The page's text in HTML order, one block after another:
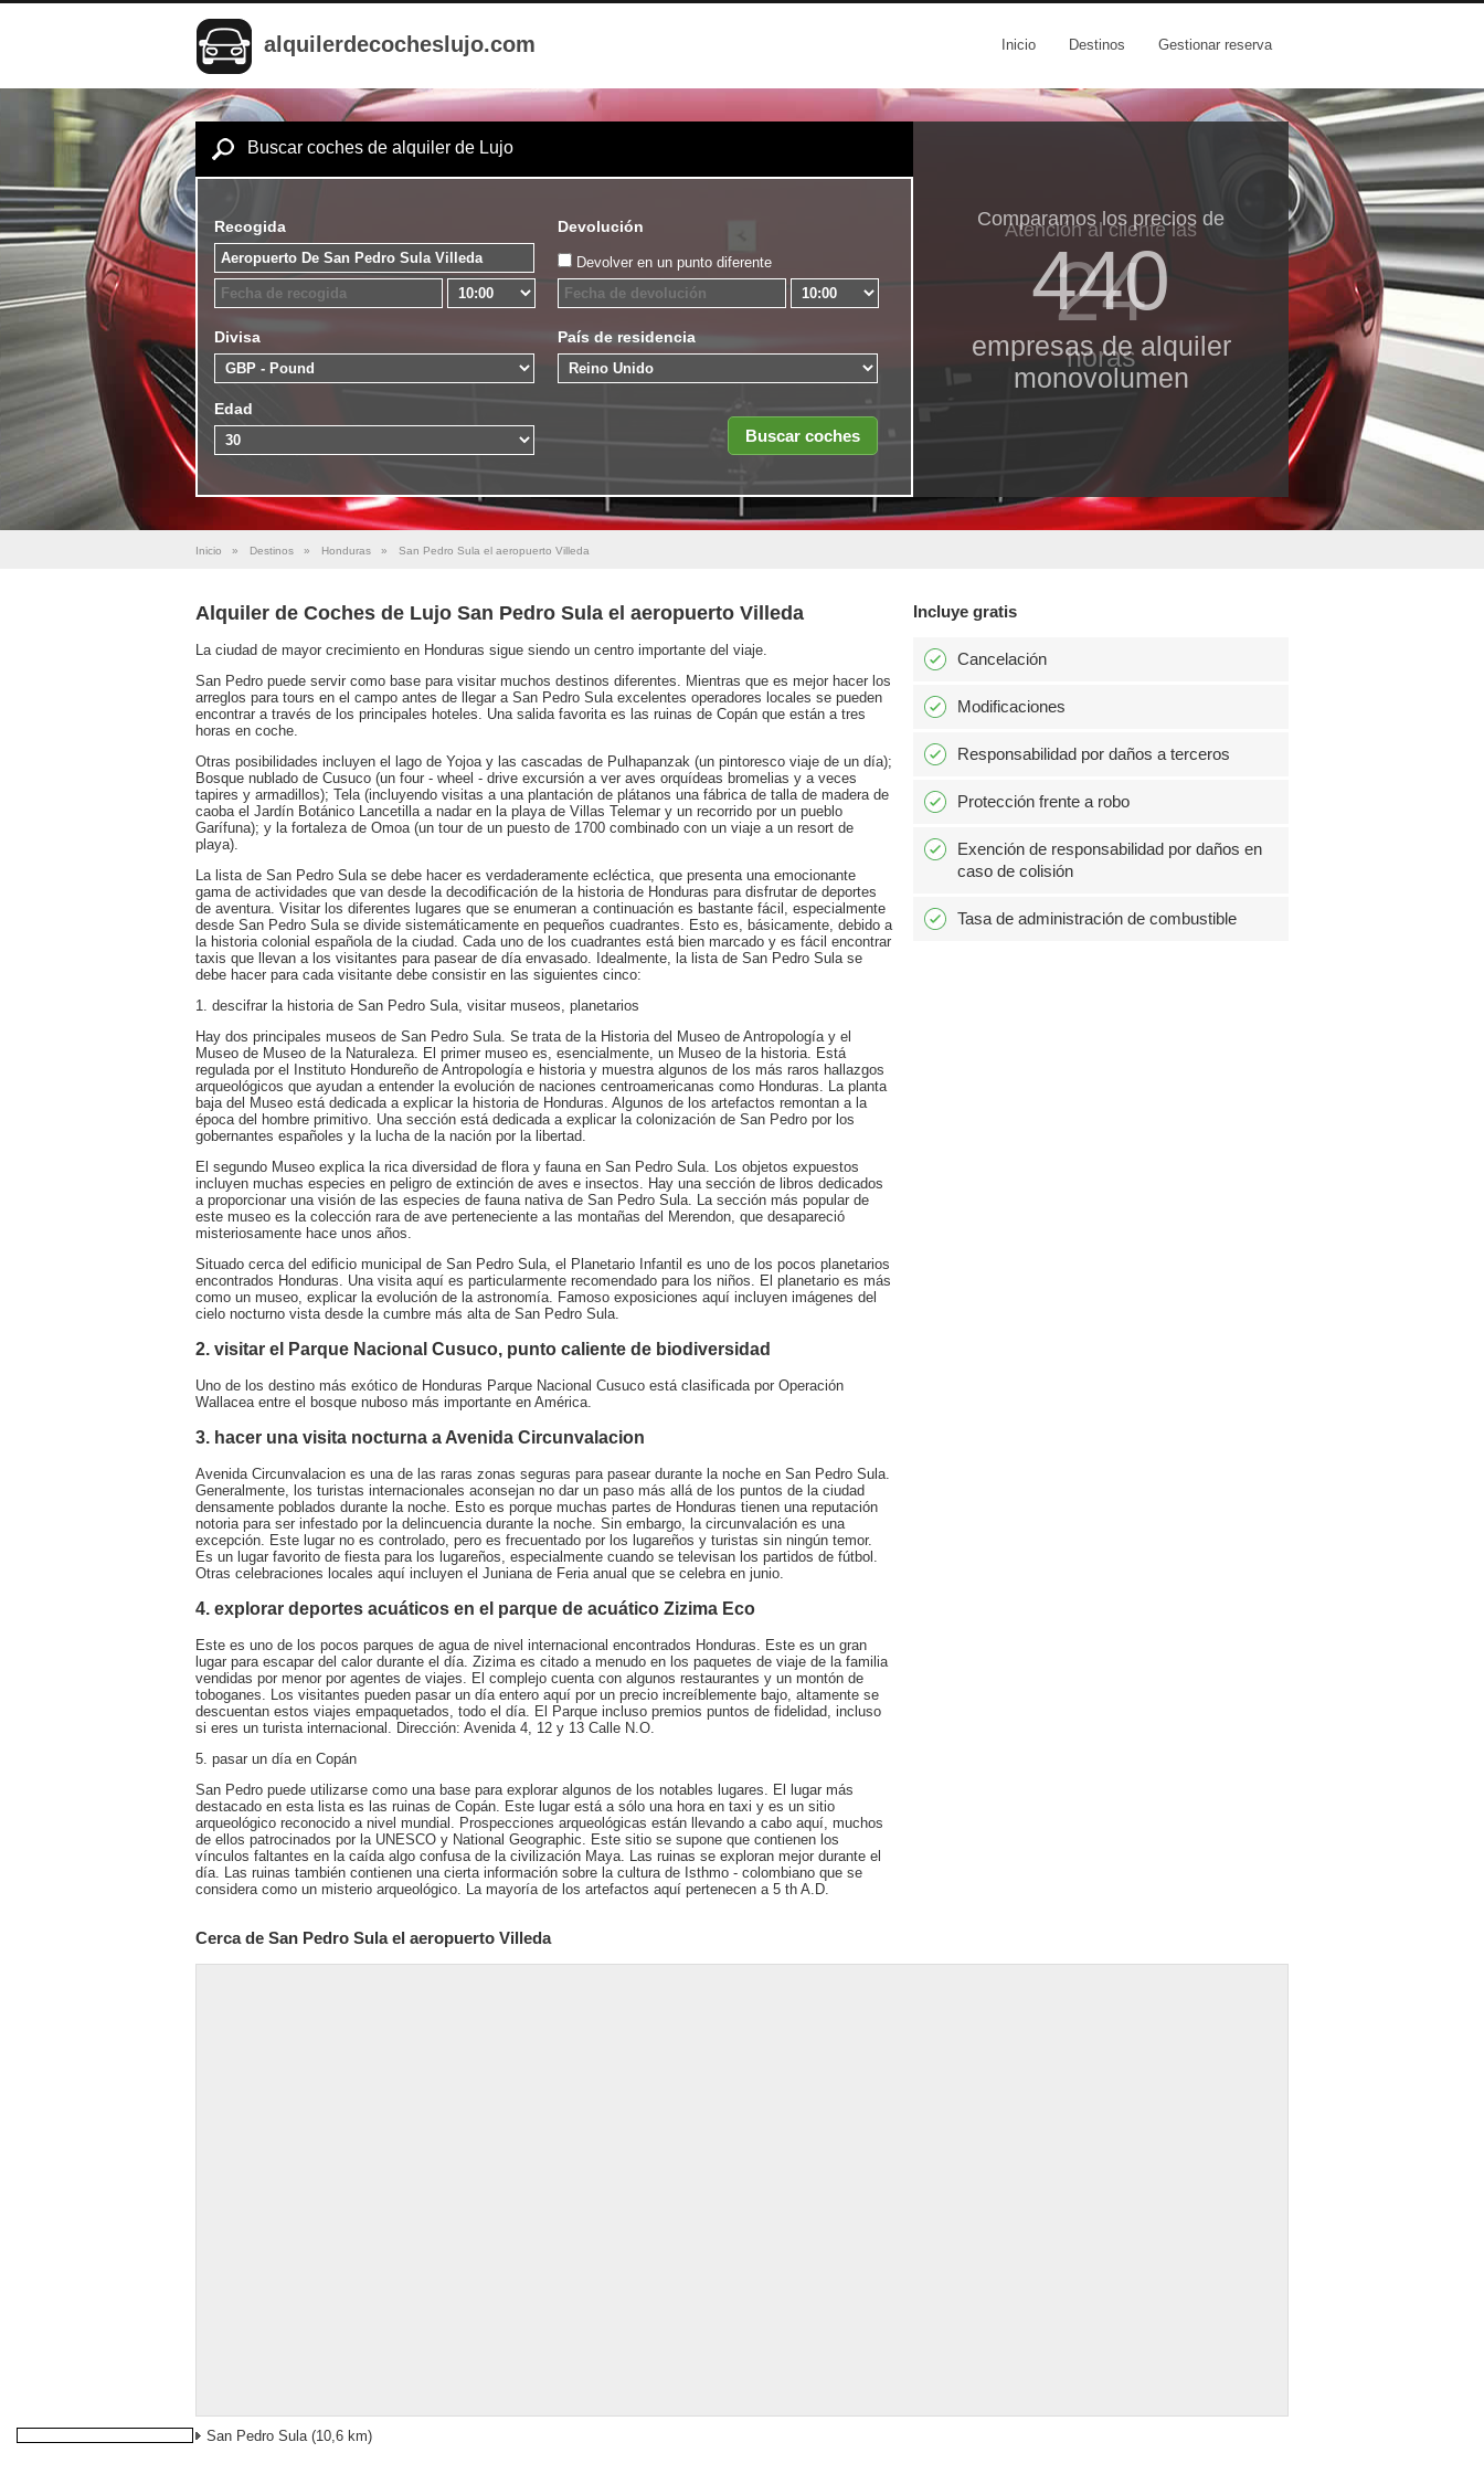
alquilerdecocheslujo.com Inicio Destinos Gestionar reserva
Buscar coches de alquiler de Lujo
Recogida Devolución
Devolver en un punto diferente
Divisa País de residencia
Edad
Comparamos los precios de
440
empresas de alquiler
monovolumen
Atención al cliente las
24
horas
Inicio » Destinos » Honduras » San Pedro Sula el aeropuerto Villeda
Alquiler de Coches de Lujo San Pedro Sula el aeropuerto Villeda
La ciudad de mayor crecimiento en Honduras sigue siendo un centro importante del viaje.
San Pedro puede servir como base para visitar muchos destinos diferentes. Mientras que es mejor hacer los
arreglos para tours en el campo antes de llegar a San Pedro Sula excelentes operadores locales se pueden
encontrar a través de los principales hoteles. Una salida favorita es las ruinas de Copán que están a tres
horas en coche.
Otras posibilidades incluyen el lago de Yojoa y las cascadas de Pulhapanzak (un pintoresco viaje de un día);
Bosque nublado de Cusuco (un four - wheel - drive excursión a ver aves orquídeas bromelias y a veces
tapires y armadillos); Tela (incluyendo visitas a una plantación de plátanos una fábrica de talla de madera de
caoba el Jardín Botánico Lancetilla a nadar en la playa de Villas Telemar y un recorrido por un pueblo
Garífuna); y la fortaleza de Omoa (un tour de un puesto de 1700 combinado con un viaje a un resort de
playa).
La lista de San Pedro Sula se debe hacer es verdaderamente ecléctica, que presenta una emocionante
gama de actividades que van desde la decodificación de la historia de Honduras para disfrutar de deportes
de aventura. Visitar los diferentes lugares que se enumeran a continuación es bastante fácil, especialmente
desde San Pedro Sula se divide sistemáticamente en pequeños cuadrantes. Esto es, básicamente, debido a
la historia colonial española de la ciudad. Cada uno de los cuadrantes está bien marcado y es fácil encontrar
taxis que llevan a los visitantes para pasear de día envasado. Idealmente, la lista de San Pedro Sula se
debe hacer para cada visitante debe consistir en las siguientes cinco:
1. descifrar la historia de San Pedro Sula, visitar museos, planetarios
Hay dos principales museos de San Pedro Sula. Se trata de la Historia del Museo de Antropología y el
Museo de Museo de la Naturaleza. El primer museo es, esencialmente, un Museo de la historia. Está
regulada por el Instituto Hondureño de Antropología e historia y muestra algunos de los más raros hallazgos
arqueológicos que ayudan a entender la evolución de naciones centroamericanas como Honduras. La planta
baja del Museo está dedicada a explicar la historia de Honduras. Algunos de los artefactos remontan a la
época del hombre primitivo. Una sección está dedicada a explicar la colonización de San Pedro por los
gobernantes españoles y la lucha de la nación por la libertad.
El segundo Museo explica la rica diversidad de flora y fauna en San Pedro Sula. Los objetos expuestos
incluyen muchas especies en peligro de extinción de aves e insectos. Hay una sección de libros dedicados
a proporcionar una visión de las especies de fauna nativa de San Pedro Sula. La sección más popular de
este museo es la colección rara de ave perteneciente a las montañas del Merendon, que desapareció
misteriosamente hace unos años.
Situado cerca del edificio municipal de San Pedro Sula, el Planetario Infantil es uno de los pocos planetarios
encontrados Honduras. Una visita aquí es particularmente recomendado para los niños. El planetario es más
como un museo, explicar la evolución de la astronomía. Famoso exposiciones aquí incluyen imágenes del
cielo nocturno vista desde la cumbre más alta de San Pedro Sula.
2. visitar el Parque Nacional Cusuco, punto caliente de biodiversidad
Uno de los destino más exótico de Honduras Parque Nacional Cusuco está clasificada por Operación
Wallacea entre el bosque nuboso más importante en América.
3. hacer una visita nocturna a Avenida Circunvalacion
Avenida Circunvalacion es una de las raras zonas seguras para pasear durante la noche en San Pedro Sula.
Generalmente, los turistas internacionales aconsejan no dar un paso más allá de los puntos de la ciudad
densamente poblados durante la noche. Esto es porque muchas partes de Honduras tienen una reputación
notoria para ser infestado por la delincuencia durante la noche. Sin embargo, la circunvalación es una
excepción. Este lugar no es controlado, pero es frecuentado por los lugareños y turistas sin ningún temor.
Es un lugar favorito de fiesta para los lugareños, especialmente cuando se televisan los partidos de fútbol.
Otras celebraciones locales aquí incluyen el Juniana de Feria anual que se celebra en junio.
4. explorar deportes acuáticos en el parque de acuático Zizima Eco
Este es uno de los pocos parques de agua de nivel internacional encontrados Honduras. Este es un gran
lugar para escapar del calor durante el día. Zizima es citado a menudo en los paquetes de viaje de la familia
vendidas por menor por agentes de viajes. El complejo cuenta con algunos restaurantes y un montón de
toboganes. Los visitantes pueden pasar un día entero aquí por un precio increíblemente bajo, altamente se
descuentan estos viajes empaquetados, todo el día. El Parque incluso premios puntos de fidelidad, incluso
si eres un turista internacional. Dirección: Avenida 4, 12 y 13 Calle N.O.
5. pasar un día en Copán
San Pedro puede utilizarse como una base para explorar algunos de los notables lugares. El lugar más
destacado en esta lista es las ruinas de Copán. Este lugar está a sólo una hora en taxi y es un sitio
arqueológico reconocido a nivel mundial. Prospecciones arqueológicas están llevando a cabo aquí, muchos
de ellos patrocinados por la UNESCO y National Geographic. Este sitio se supone que contienen los
vínculos faltantes en la caída algo confusa de la civilización Maya. Las ruinas se exploran mejor durante el
día. Las ruinas también contienen una cierta información sobre la cultura de Isthmo - colombiano que se
considera como un misterio arqueológico. La mayoría de los artefactos aquí pertenecen a 5 th A.D.
Incluye gratis
Cancelación
Modificaciones
Responsabilidad por daños a terceros
Protección frente a robo
Exención de responsabilidad por daños en
caso de colisión
Tasa de administración de combustible
Cerca de San Pedro Sula el aeropuerto Villeda
San Pedro Sula(10,6 km)